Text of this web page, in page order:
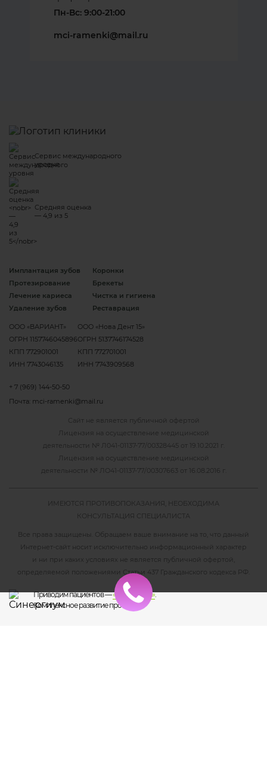
Пн-Вс: 9:00-21:00
mci-ramenki@mail.ru
Сервис международного
уровня
Средняя оценка
— 4,9 из 5
Имплантация зубов
Протезирование
Лечение кариеса
Удаление зубов
Коронки
Брекеты
Чистка и гигиена
Реставрация
ООО «ВАРИАНТ»
ОГРН 1157746045896
КПП 772901001
ИНН 7743046135
ООО «Нова Дент 15»
ОГРН 5137746174528
КПП 772701001
ИНН 7743909568
+ 7 (969) 144-50-50
Почта: mci-ramenki@mail.ru
Сайт не является публичной офертой
Лицензия на осуществление медицинской
деятельности №
Л041-01137-77/00328445 от 19.10.2021 г.
Лицензия на осуществление медицинской
деятельности №
ЛО41-01137-77/00307663 от 16.08.2016 г.
ИМЕЮТСЯ ПРОТИВОПОКАЗАНИЯ, НЕОБХОДИМА
КОНСУЛЬТАЦИЯ СПЕЦИАЛИСТА
Все права защищены. Обращаем ваше внимание на то, что данный
Интернет-сайт носит исключительно информационный характер
и ни при каких условиях не является публичной офертой,
определяемой положениями Статьи 437 Гражданского кодекса РФ.
Приводим пациентов —«Синергиум».
Комплексное развитие проекта